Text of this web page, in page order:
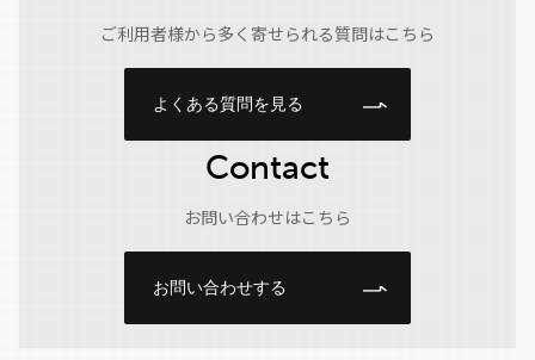
ご利用者様から多く寄せられる質問はこちら
よくある質問を見る
Contact
お問い合わせはこちら
お問い合わせする